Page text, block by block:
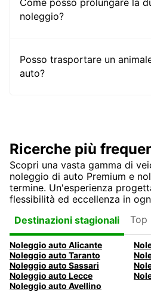
Come posso prolungare la
noleggio?
Posso trasportare un
auto?
Ricerche più
Scopri una vasta gamma di
noleggio di auto Premium e
termine. Un'esperienza
flessibilità ed eccellenza in
Destinazioni stagionali
Top
Noleggio auto Alicante
Noleggio auto Taranto
Noleggio auto Sassari
Noleggio auto Lecce
Noleggio auto Avellino